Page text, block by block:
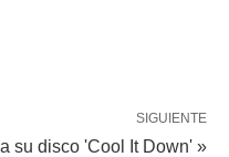
SIGUIENTE
su disco 'Cool It Down' »